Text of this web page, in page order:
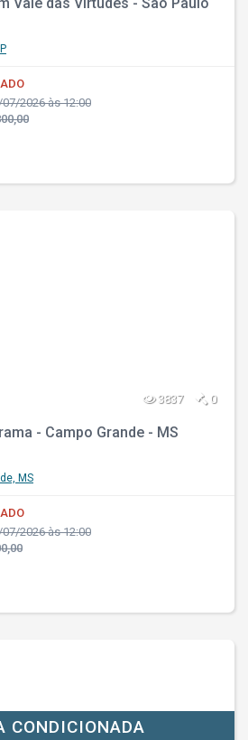
2026 às 12:00
3837 0
- Campo Grande - MS
MS
2026 às 12:00
CONDICIONADA